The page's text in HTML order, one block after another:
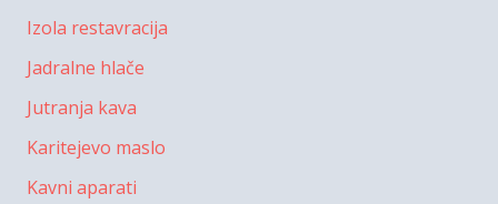
Izola restavracija
Jadralne hlače
Jutranja kava
Karitejevo maslo
Kavni aparati